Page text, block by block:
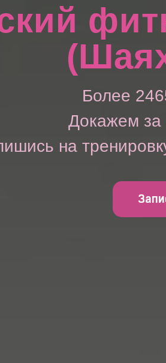
Более
Докажем за
на